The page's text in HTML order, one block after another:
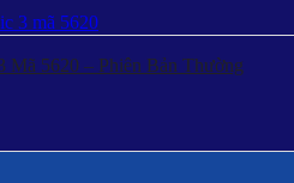
Mã 5620 – Phiên Bản Thường